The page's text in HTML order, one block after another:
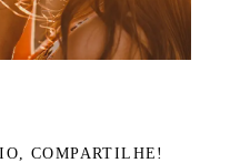
COMPARTILHE!